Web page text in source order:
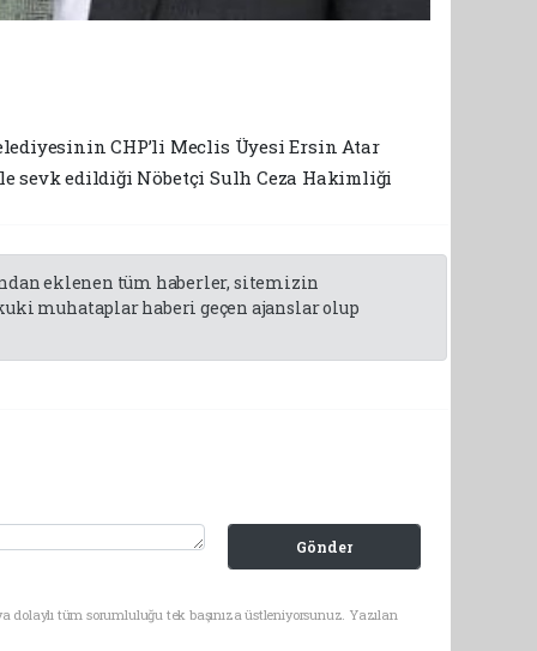
CHP’li Meclis Üyesi Ersin Atar
sevk edildiği Nöbetçi Sulh Ceza Hakimliği
eklenen tüm haberler, sitemizin
muhataplar haberi geçen ajanslar olup
Gönder
tüm sorumluluğu tek başınıza üstleniyorsunuz. Yazılan